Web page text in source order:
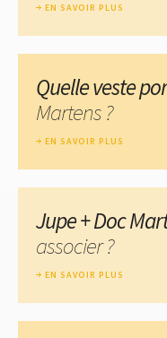
EN SAVOIR PLUS
Quelle veste
Martens ?
EN SAVOIR PLUS
Jupe + Doc
associer ?
EN SAVOIR PLUS